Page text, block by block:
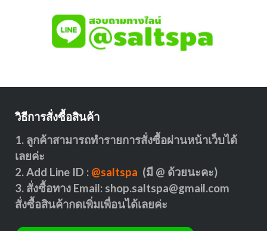
วิธีการสั่งซื้อสินค้า
1. ลูกค้าสามารถทำรายการสั่งซื้อผ่านหน้าเว็บได้
เลยค่ะ
2. Add Line ID : @saltspa (มี @ ด้วยนะคะ)
3. สั่งซื้อทาง Email: shop.saltspa@gmail.com
สั่งซื้อสินค้ากดเพิ่มเพื่อนได้เลยค่ะ